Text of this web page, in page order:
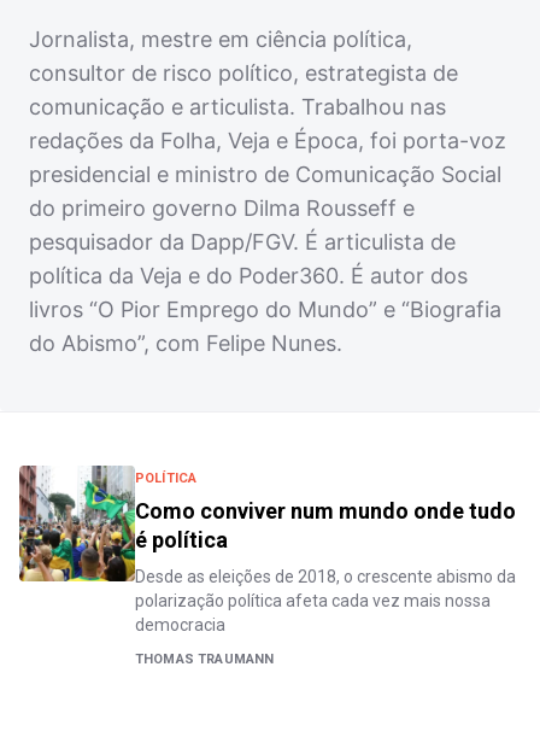
Jornalista, mestre em ciência política,
consultor de risco político, estrategista de
comunicação e articulista. Trabalhou nas
redações da Folha, Veja e Época, foi porta-voz
presidencial e ministro de Comunicação Social
do primeiro governo Dilma Rousseff e
pesquisador da Dapp/FGV. É articulista de
política da Veja e do Poder360. É autor dos
livros “O Pior Emprego do Mundo” e “Biografia
do Abismo”, com Felipe Nunes.
POLÍTICA
Como conviver num mundo onde tudo
é política
Desde as eleições de 2018, o crescente abismo da
polarização política afeta cada vez mais nossa
democracia
THOMAS TRAUMANN